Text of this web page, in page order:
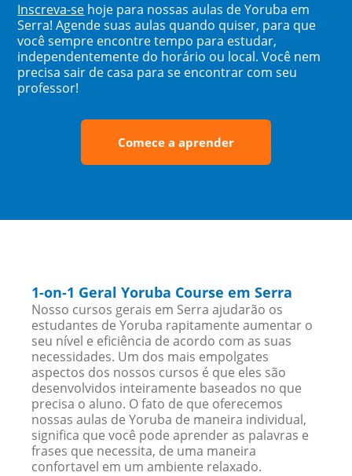
Inscreva-se hoje para nossas aulas de Yoruba em
Serra! Agende suas aulas quando quiser, para que
você sempre encontre tempo para estudar,
independentemente do horário ou local. Você nem
precisa sair de casa para se encontrar com seu
professor!
Comece a aprender
1-on-1 Geral Yoruba Course em Serra
Nosso cursos gerais em Serra ajudarão os
estudantes de Yoruba rapitamente aumentar o
seu nível e eficiência de acordo com as suas
necessidades. Um dos mais empolgates
aspectos dos nossos cursos é que eles são
desenvolvidos inteiramente baseados no que
precisa o aluno. O fato de que oferecemos
nossas aulas de Yoruba de maneira individual,
significa que você pode aprender as palavras e
frases que necessita, de uma maneira
confortavel em um ambiente relaxado.